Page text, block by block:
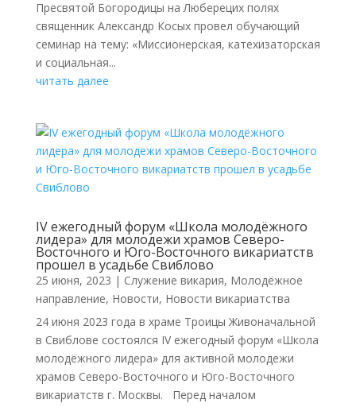
Пресвятой Богородицы на Люберецих полях
священник Александр Косых провел обучающий
семинар на тему: «Миссионерская, катехизаторская
и социальная...
читать далее
IV ежегодный форум «Школа молодёжного
лидера» для молодежи храмов Северо-
Восточного и Юго-Восточного викариатств
прошел в усадьбе Свиблово
25 июня, 2023 | Cлужение викария, Молодёжное
направление, Новости, Новости викариатства
24 июня 2023 года в храме Троицы Живоначальной
в Свиблове состоялся IV ежегодный форум «Школа
молодёжного лидера» для активной молодежи
храмов Северо-Восточного и Юго-Восточного
викариатств г. Москвы. Перед началом